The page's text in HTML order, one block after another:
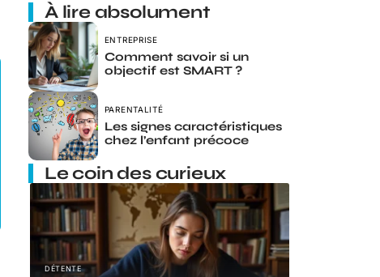
À lire absolument
ENTREPRISE
Comment savoir si un
objectif est SMART ?
PARENTALITÉ
Les signes caractéristiques
chez l’enfant précoce
Le coin des curieux
DÉTENTE